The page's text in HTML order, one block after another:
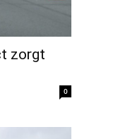
zorgt
0